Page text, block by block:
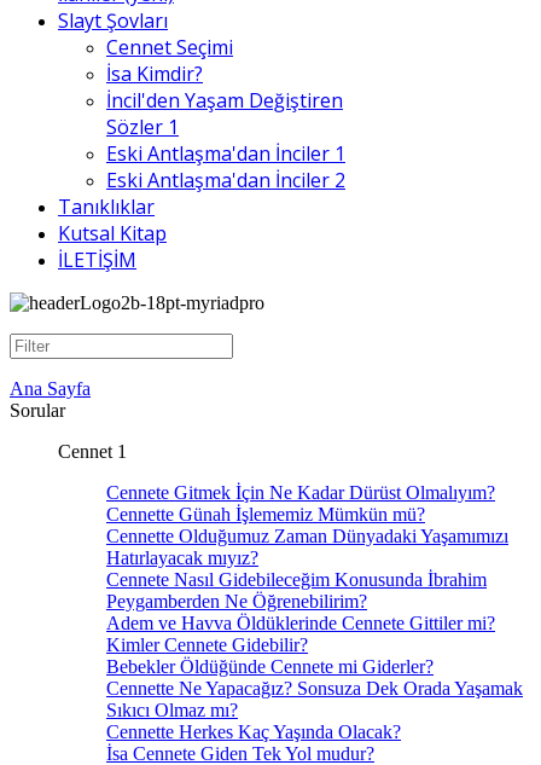
Slayt Şovları
Cennet Seçimi
İsa Kimdir?
İncil'den Yaşam Değiştiren
Sözler 1
Eski Antlaşma'dan İnciler 1
Eski Antlaşma'dan İnciler 2
Tanıklıklar
Kutsal Kitap
İLETİŞİM
Ana Sayfa
Sorular
Cennet 1
Cennete Gitmek İçin Ne Kadar Dürüst Olmalıyım?
Cennette Günah İşlememiz Mümkün mü?
Cennette Olduğumuz Zaman Dünyadaki Yaşamımızı
Hatırlayacak mıyız?
Cennete Nasıl Gidebileceğim Konusunda İbrahim
Peygamberden Ne Öğrenebilirim?
Adem ve Havva Öldüklerinde Cennete Gittiler mi?
Kimler Cennete Gidebilir?
Bebekler Öldüğünde Cennete mi Giderler?
Cennette Ne Yapacağız? Sonsuza Dek Orada Yaşamak
Sıkıcı Olmaz mı?
Cennette Herkes Kaç Yaşında Olacak?
İsa Cennete Giden Tek Yol mudur?